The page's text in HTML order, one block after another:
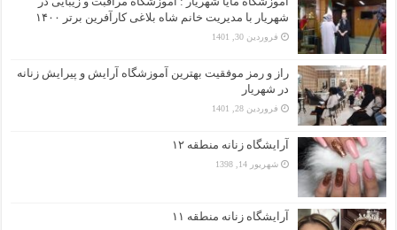
شهریار با مدیریت خانم شاه بلاغی کارآفرین برتر ۱۴۰۰
فروردین 30, 1401
راز و رمز موفقیت بهترین آموزشگاه آرایش و پیرایش زنانه
در شهریار
فروردین 28, 1401
آرایشگاه زنانه منطقه ۱۲
شهریور 14, 1398
آرایشگاه زنانه منطقه ۱۱